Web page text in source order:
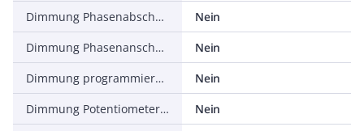
Dimmung Phasenabschnitt
Nein
Dimmung Phasenanschnitt
Nein
Dimmung programmierbar
Nein
Dimmung Potentiometer (geräteintegriert)
Nein